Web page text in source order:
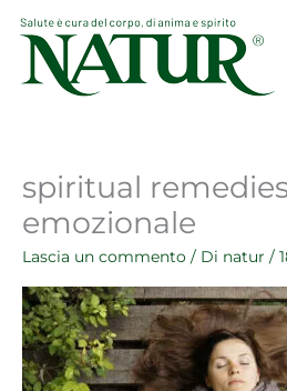
contenuto
spiritual
emozionale
Lascia un commento / Di natur /